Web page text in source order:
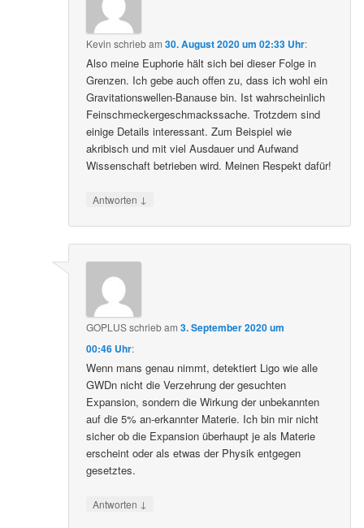
Kevin schriebam30. August 2020 um 02:33 Uhr:
Also meine Euphorie hält sich bei dieser Folge in
Grenzen. Ich gebe auch offen zu, dass ich wohl ein
Gravitationswellen-Banause bin. Ist wahrscheinlich
Feinschmeckergeschmackssache. Trotzdem sind
einige Details interessant. Zum Beispiel wie
akribisch und mit viel Ausdauer und Aufwand
Wissenschaft betrieben wird. Meinen Respekt dafür!
Antworten ↓
GOPLUSschriebam3. September 2020 um
00:46 Uhr:
Wenn mans genau nimmt, detektiert Ligo wie alle
GWDn nicht die Verzehrung der gesuchten
Expansion, sondern die Wirkung der unbekannten
auf die 5% an-erkannter Materie. Ich bin mir nicht
sicher ob die Expansion überhaupt je als Materie
erscheint oder als etwas der Physik entgegen
gesetztes.
Antworten ↓